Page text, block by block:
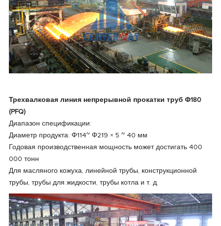
Трехвалковая линия непрерывной прокатки труб Φ180
(PFQ)
Диапазон спецификации:
Диаметр продукта: Φ114~ Φ219 × 5 ~ 40 мм
Годовая производственная мощность может достигать 400
000 тонн
Для масляного кожуха, линейной трубы, конструкционной
трубы, трубы для жидкости, трубы котла и т. д.